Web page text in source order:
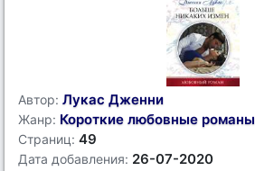
Автор: Лукас Дженни
Жанр: Короткие любовные романы
Страниц: 49
Дата добавления: 26-07-2020